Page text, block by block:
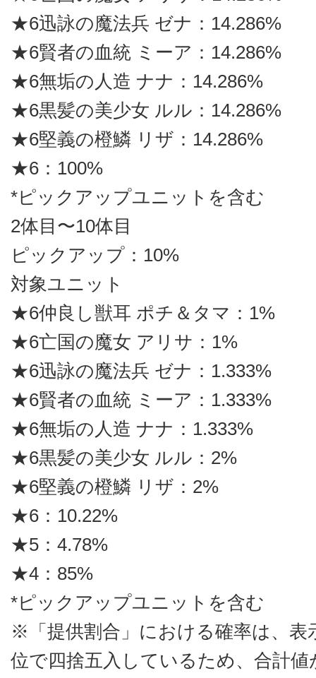
★6迅詠の魔法兵 ゼナ：14.286%
★6賢者の血統 ミーア：14.286%
★6無垢の人造 ナナ：14.286%
★6黒髪の美少女 ルル：14.286%
★6堅義の橙鱗 リザ：14.286%
★6：100%
*ピックアップユニットを含む
2体目〜10体目
ピックアップ：10%
対象ユニット
★6仲良し獣耳 ポチ＆タマ：1%
★6亡国の魔女 アリサ：1%
★6迅詠の魔法兵 ゼナ：1.333%
★6賢者の血統 ミーア：1.333%
★6無垢の人造 ナナ：1.333%
★6黒髪の美少女 ルル：2%
★6堅義の橙鱗 リザ：2%
★6：10.22%
★5：4.78%
★4：85%
*ピックアップユニットを含む
※「提供割合」における確率は、表
位で四捨五入しているため、合計値